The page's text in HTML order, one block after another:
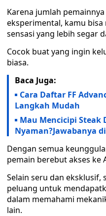
Karena jumlah
eksperimental, kamu
sensasi yang lebih segar
Cocok buat yang ingin
biasa.
Baca Juga:
Cara Daftar FF
Langkah Mudah
Mau Mencicipi Steak
Nyaman?Jawabanya
Dengan semua
pemain berebut akses ke
Selain seru dan eksklusif,
peluang untuk
dalam memahami
lain.